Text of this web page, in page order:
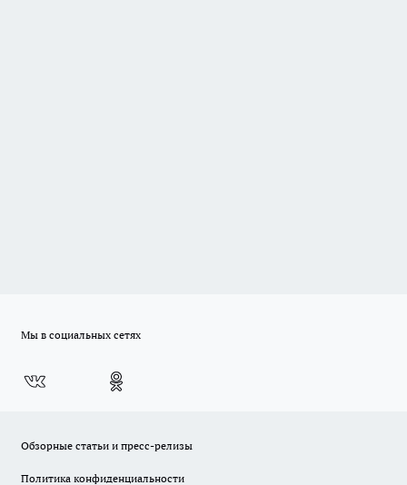
Мы в социальных сетях
Обзорные статьи и пресс-релизы
Политика конфиденциальности